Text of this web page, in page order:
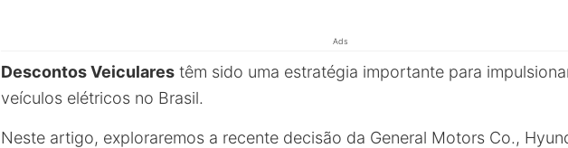
Ads
Descontos Veiculares têm sido uma estratégia importante para
veículos elétricos no Brasil.
Neste artigo, exploraremos a recente decisão da General Motors Co.,